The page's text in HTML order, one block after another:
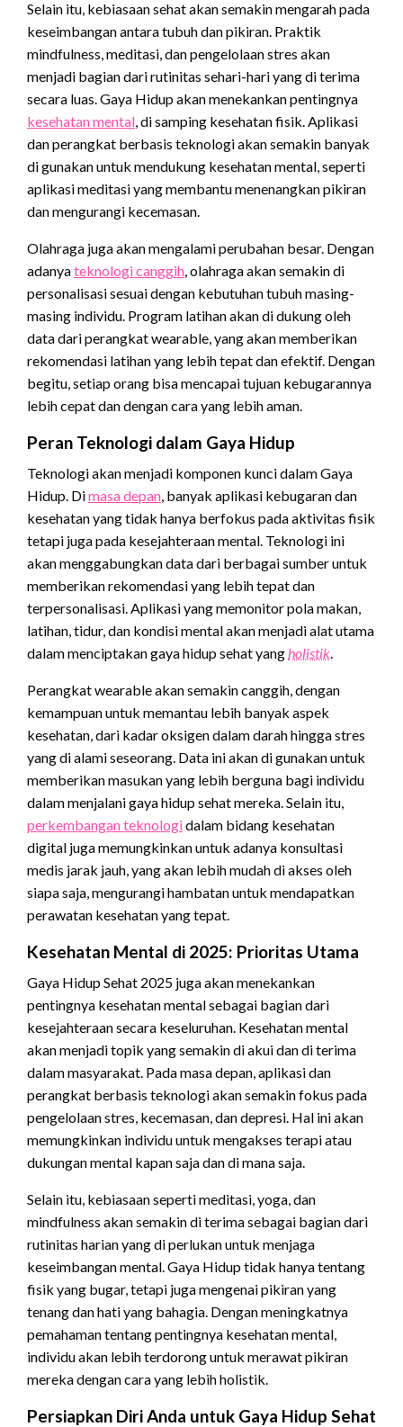
Selain itu, kebiasaan sehat akan semakin mengarah pada
keseimbangan antara tubuh dan pikiran. Praktik
mindfulness, meditasi, dan pengelolaan stres akan
menjadi bagian dari rutinitas sehari-hari yang di terima
secara luas. Gaya Hidup akan menekankan pentingnya
kesehatan mental , di samping kesehatan fisik. Aplikasi
dan perangkat berbasis teknologi akan semakin banyak
di gunakan untuk mendukung kesehatan mental, seperti
aplikasi meditasi yang membantu menenangkan pikiran
dan mengurangi kecemasan.
Olahraga juga akan mengalami perubahan besar. Dengan
adanyateknologi canggih , olahraga akan semakin di
personalisasi sesuai dengan kebutuhan tubuh masing-
masing individu. Program latihan akan di dukung oleh
data dari perangkat wearable, yang akan memberikan
rekomendasi latihan yang lebih tepat dan efektif. Dengan
begitu, setiap orang bisa mencapai tujuan kebugarannya
lebih cepat dan dengan cara yang lebih aman.
Peran Teknologi dalam Gaya Hidup
Teknologi akan menjadi komponen kunci dalam Gaya
Hidup. Dimasa depan , banyak aplikasi kebugaran dan
kesehatan yang tidak hanya berfokus pada aktivitas fisik
tetapi juga pada kesejahteraan mental. Teknologi ini
akan menggabungkan data dari berbagai sumber untuk
memberikan rekomendasi yang lebih tepat dan
terpersonalisasi. Aplikasi yang memonitor pola makan,
latihan, tidur, dan kondisi mental akan menjadi alat utama
dalam menciptakan gaya hidup sehat yang holistik
Perangkat wearable akan semakin canggih, dengan
kemampuan untuk memantau lebih banyak aspek
kesehatan, dari kadar oksigen dalam darah hingga stres
yang di alami seseorang. Data ini akan di gunakan untuk
memberikan masukan yang lebih berguna bagi individu
dalam menjalani gaya hidup sehat mereka. Selain itu,
perkembangan teknologidalam bidang kesehatan
digital juga memungkinkan untuk adanya konsultasi
medis jarak jauh, yang akan lebih mudah di akses oleh
siapa saja, mengurangi hambatan untuk mendapatkan
perawatan kesehatan yang tepat.
Kesehatan Mental di 2025: Prioritas Utama
Gaya Hidup Sehat 2025 juga akan menekankan
pentingnya kesehatan mental sebagai bagian dari
kesejahteraan secara keseluruhan. Kesehatan mental
akan menjadi topik yang semakin di akui dan di terima
dalam masyarakat. Pada masa depan, aplikasi dan
perangkat berbasis teknologi akan semakin fokus pada
pengelolaan stres, kecemasan, dan depresi. Hal ini akan
memungkinkan individu untuk mengakses terapi atau
dukungan mental kapan saja dan di mana saja.
Selain itu, kebiasaan seperti meditasi, yoga, dan
mindfulness akan semakin di terima sebagai bagian dari
rutinitas harian yang di perlukan untuk menjaga
keseimbangan mental. Gaya Hidup tidak hanya tentang
fisik yang bugar, tetapi juga mengenai pikiran yang
tenang dan hati yang bahagia. Dengan meningkatnya
pemahaman tentang pentingnya kesehatan mental,
individu akan lebih terdorong untuk merawat pikiran
mereka dengan cara yang lebih holistik.
Persiapkan Diri Anda untuk Gaya Hidup Sehat